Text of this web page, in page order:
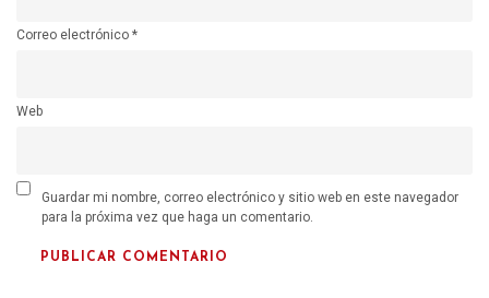
Correo electrónico *
Web
Guardar mi nombre, correo electrónico y sitio web en este navegador
para la próxima vez que haga un comentario.